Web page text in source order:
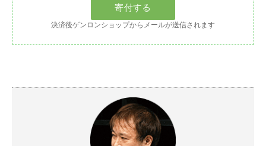
決済後ゲンロンショップからメールが送信されます